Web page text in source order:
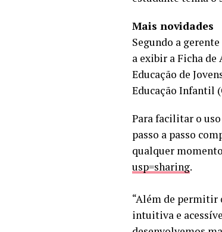
Mais novidades
Segundo a
a exibir a Ficha de
Educação de
Educação Infantil
Para facilitar o
passo a passo
qualquer
usp=sharing.
“Além de permitir
intuitiva e